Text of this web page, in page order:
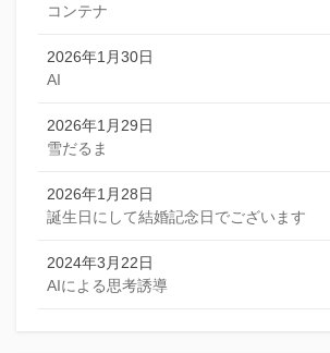
コンテナ
2026年1月30日
AI
2026年1月29日
雪だるま
2026年1月28日
誕生日にして結婚記念日でございます
2024年3月22日
AIによる思考誘導